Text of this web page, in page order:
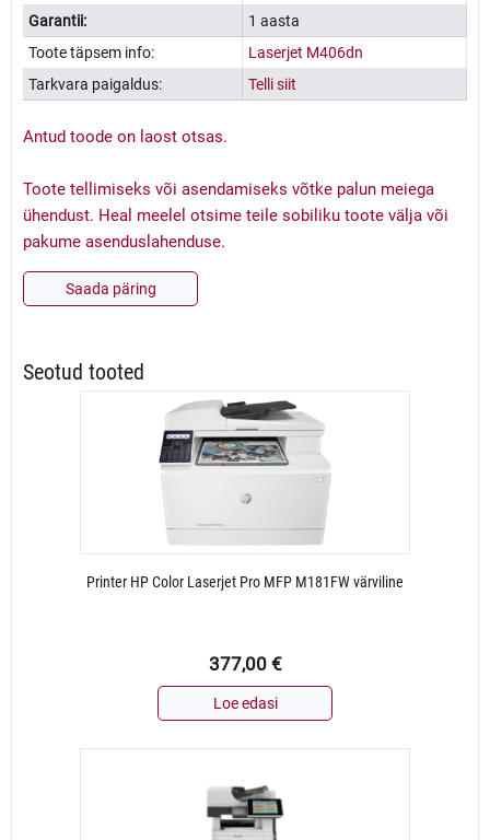
Garantii:
1 aasta
Toote täpsem info:
Laserjet M406dn
Tarkvara paigaldus:
Telli siit
Antud toode on laost otsas.
Toote tellimiseks või asendamiseks võtke palun meiega
ühendust. Heal meelel otsime teile sobiliku toote välja või
pakume asenduslahenduse.
Saada päring
Seotud tooted
Printer HP Color Laserjet Pro MFP M181FW värviline
377,00 €
Loe edasi